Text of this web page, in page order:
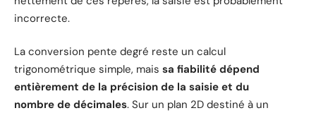
incorrecte.
La conversion pente degré reste un calcul
trigonométrique simple, mais sa fiabilité dépend
entièrement de la précision de la saisie et du
nombre de décimales. Sur un plan 2D destiné à un